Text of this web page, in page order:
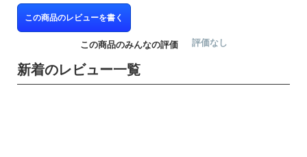
この商品のレビューを書く
この商品のみんなの評価 評価なし
新着のレビュー一覧